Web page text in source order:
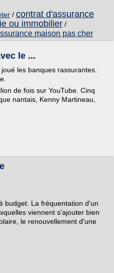
/ contrat d'assurance
ou immobilier /
maison pas cher
le ...
les banques rassurantes.
de fois sur YouTube. Cinq
nantais, Kenny Martineau,
budget. La fréquentation d'un
viennent s'ajouter bien
le renouvellement d'une